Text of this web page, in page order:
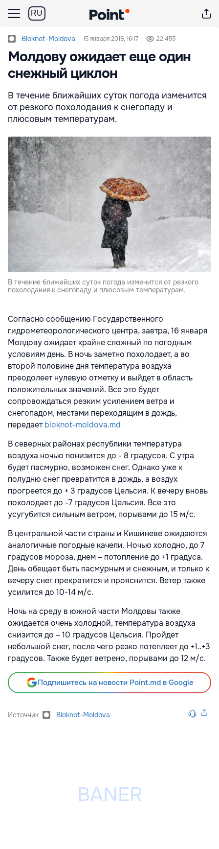
RU
Bloknot-Moldova 15 января 2019, 16:17 22 455
Молдову ожидает еще один
снежный циклон
В течение ближайших суток погода изменится
от резкого похолодания к снегопаду и
плюсовым температурам.
В течение ближайших суток погода изменится от резкого
похолодания к снегопаду и плюсовым температурам.
Согласно сообщению Государственного
гидрометеорологического центра, завтра, 16 января
Молдову ожидает крайне сложный по погодным
условиям день. В ночь заметно похолодает, а во
второй половине дня температура воздуха
преодолеет нулевую отметку и выйдет в область
положительных значений. Все это будет
сопровождаться резким усилением ветра и
снегопадом, местами переходящим в дождь,
передаетbloknot-moldova.md
В северных районах республики температура
воздуха ночью понизится до - 8 градусов. С утра
будет пасмурно, возможен снег. Однако уже к
полудню снег превратится в дождь, а воздух
прогреется до + 3 градусов Цельсия. К вечеру вновь
похолодает до -7 градусов Цельсия. Все это
усугубится сильным ветром, порывами до 15 м/с.
В центральной части страны и Кишиневе ожидаются
аналогичные погодные качели. Ночью холодно, до 7
градусов мороза, днем – потопление до +1 градуса.
День обещает быть пасмурным и снежным, и только к
вечеру снег прекратится и прояснится. Ветер также
усилится до 10-14 м/с.
Ночь на среду в южной части Молдовы также
ожидается очень холодной, температура воздуха
снизится до – 10 градусов Цельсия. Пройдет
небольшой снег, после чего резко потеплеет до +1..+3
градусов. Также будет ветрено, порывами до 12 м/с.
Подпишитесь на новости Point.md в Google
Источник Bloknot-Moldova